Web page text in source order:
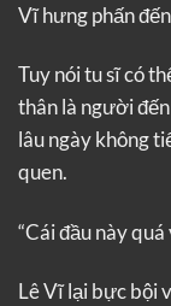
Vĩ hưng phấn
Tuy nói tu sĩ có
thân là người
lâu ngày không
quen.
“Cái đầu này
Lê Vĩ lại bực bội